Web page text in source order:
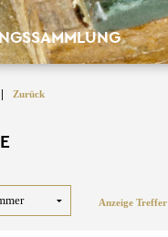
| Zurück
Anzeige Treffer